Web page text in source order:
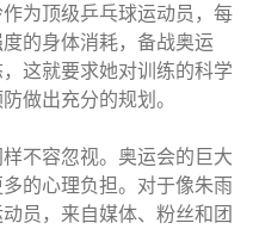
为顶级乒乓球运动员，每
的身体消耗，备战奥运
这就要求她对训练的科学
做出充分的规划。
不容忽视。奥运会的巨大
的心理负担。对于像朱雨
员，来自媒体、粉丝和团